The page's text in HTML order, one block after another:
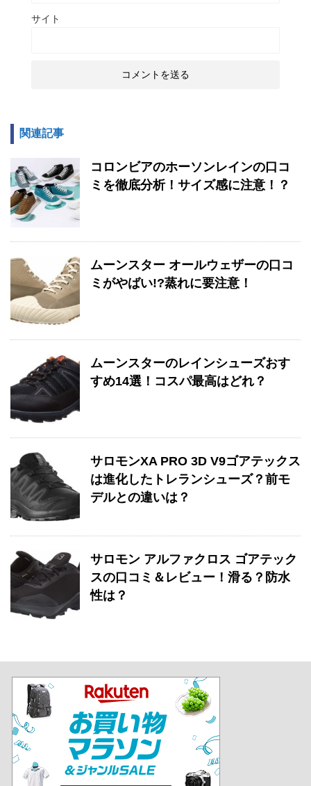
サイト
関連記事
コロンビアのホーソンレインの口コ
ミを徹底分析！サイズ感に注意！？
ムーンスター オールウェザーの口コ
ミがやばい!?蒸れに要注意！
ムーンスターのレインシューズおす
すめ14選！コスパ最高はどれ？
サロモンXA PRO 3D V9ゴアテックス
は進化したトレランシューズ？前モ
デルとの違いは？
サロモン アルファクロス ゴアテック
スの口コミ＆レビュー！滑る？防水
性は？